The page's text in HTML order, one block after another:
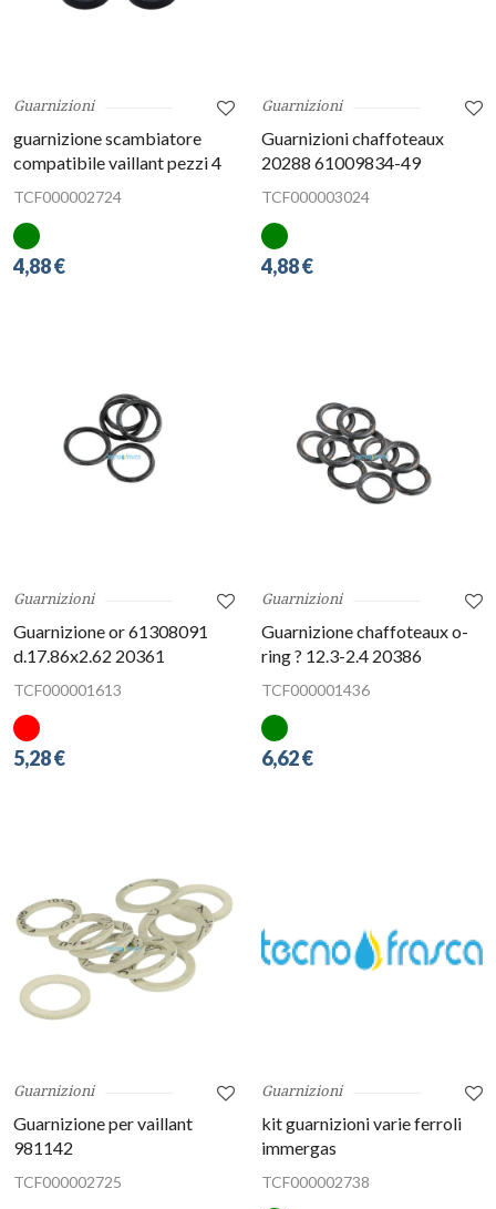
Guarnizioni
guarnizione scambiatore
compatibile vaillant pezzi 4
TCF000002724
4,88 €
Guarnizioni
Guarnizioni chaffoteaux
20288 61009834-49
TCF000003024
4,88 €
Guarnizioni
Guarnizione or 61308091
d.17.86x2.62 20361
TCF000001613
5,28 €
Guarnizioni
Guarnizione chaffoteaux o-
ring ? 12.3-2.4 20386
TCF000001436
6,62 €
Guarnizioni
Guarnizione per vaillant
981142
TCF000002725
Guarnizioni
kit guarnizioni varie ferroli
immergas
TCF000002738